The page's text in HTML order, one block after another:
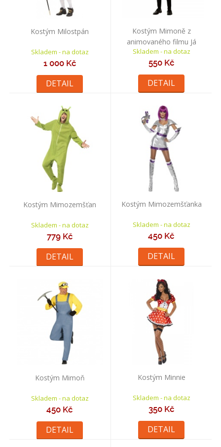
Kostým Milostpán
Skladem - na dotaz
1 000 Kč
DETAIL
Kostým Mimoně z
animovaného filmu Já
padouch
Skladem - na dotaz
550 Kč
DETAIL
Kostým Mimozemšťan
Skladem - na dotaz
779 Kč
DETAIL
Kostým Mimozemšťanka
Skladem - na dotaz
450 Kč
DETAIL
Kostým Mimoň
Skladem - na dotaz
450 Kč
DETAIL
Kostým Minnie
Skladem - na dotaz
350 Kč
DETAIL